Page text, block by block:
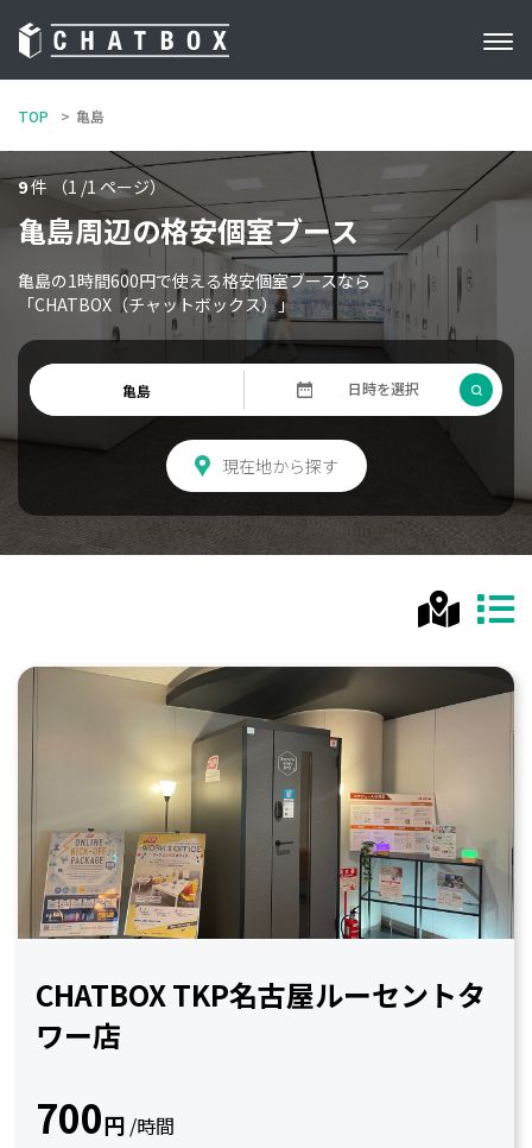
TOP 亀島
9件 （1 /1 ページ）
亀島周辺の格安個室ブース
亀島の1時間600円で使える格安個室ブースなら
「CHATBOX（チャットボックス）」
現在地から探す
CHATBOX TKP名古屋ルーセントタ
ワー店
700円 /時間